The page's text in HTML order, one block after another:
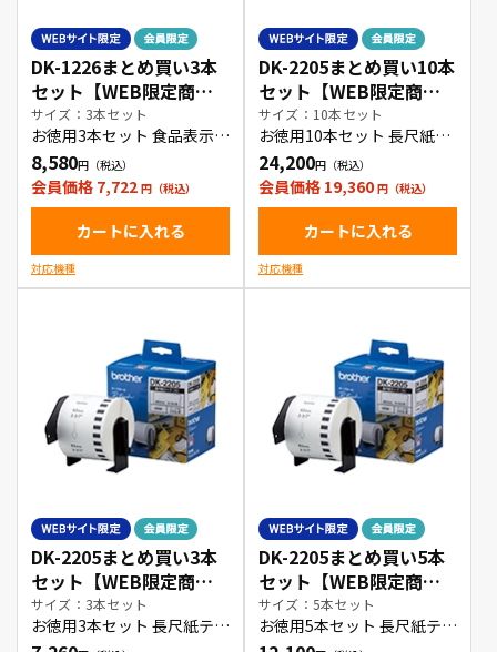
DK-1226まとめ買い3本
セット【WEB限定商
品】
サイズ：3本セット
お徳用3本セット 食品表示・
検体ラベル
8,580
会員価格 7,722
カートに入れる
対応機種
DK-2205まとめ買い10本
セット【WEB限定商
品】
サイズ：10本セット
お徳用10本セット 長尺紙テ
ープ(大)
24,200
会員価格 19,360
カートに入れる
対応機種
DK-2205まとめ買い3本
セット【WEB限定商
品】
サイズ：3本セット
お徳用3本セット 長尺紙テー
プ(大)
DK-2205まとめ買い5本
セット【WEB限定商
品】
サイズ：5本セット
お徳用5本セット 長尺紙テー
プ(大)